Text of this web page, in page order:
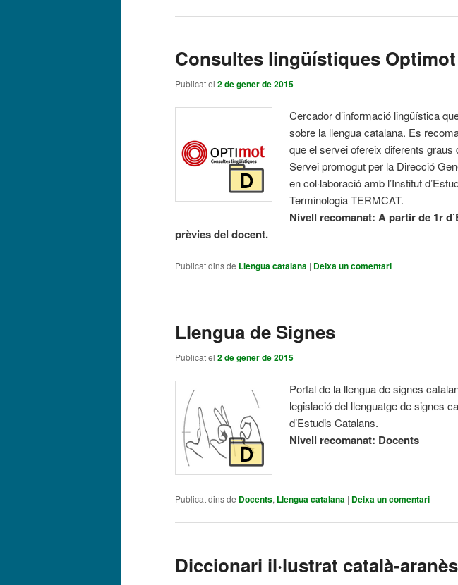
Consultes lingüístiques Optimot
Publicat el 2 de gener de 2015
Cercador d’informació lingüística
sobre la llengua catalana. Es
que el servei ofereix diferents graus
Servei promogut per la Direcció
en col·laboració amb l’Institut
Terminologia TERMCAT.
Nivell recomanat:A partir de 1r
prèvies del docent.
Publicat dins de Llengua catalana | Deixa un comentari
Llengua de Signes
Publicat el 2 de gener de 2015
Portal de la llengua de signes
legislació del llenguatge de signes
d’Estudis Catalans.
Nivell recomanat: Docents
Publicat dins de Docents, Llengua catalana | Deixa un comentari
Diccionari il·lustrat català-aranès